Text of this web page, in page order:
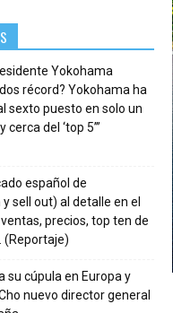
Yokohama
récord? Yokohama ha
sexto puesto en solo un
del ‘top 5’”
español de
sell out) al detalle en el
precios, top ten de
(Reportaje)
su cúpula en Europa y
nuevo director general